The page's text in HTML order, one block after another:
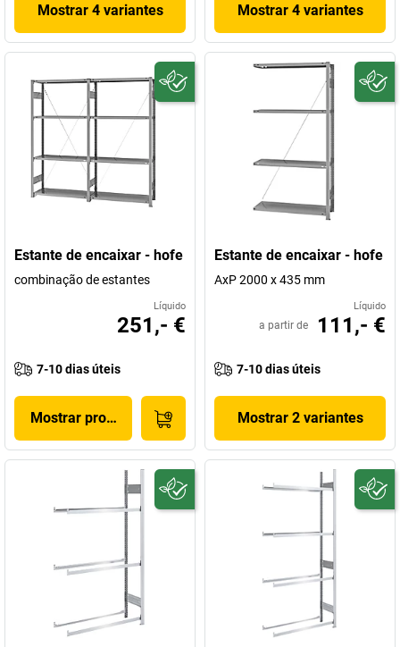
Mostrar 4 variantes Mostrar 4 variantes
Estante de encaixar - hofe
combinação de estantes
Líquido
251,- €
7-10 dias úteis
Mostrar produto
Estante de encaixar - hofe
AxP 2000 x 435 mm
Líquido
a partir de 111,- €
7-10 dias úteis
Mostrar 2 variantes